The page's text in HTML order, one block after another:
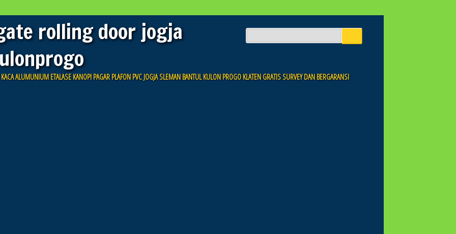
rolling door jogja
ALUMUNIUM ETALASE KANOPI PAGAR PLAFON PVC JOGJA SLEMAN BANTUL KULON PROGO KLATEN GRATIS SURVEY DAN BERGARANSI